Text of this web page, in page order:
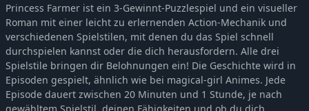
Princess Farmer ist ein 3-Gewinnt-Puzzlespiel und ein visueller
Roman mit einer leicht zu erlernenden Action-Mechanik und
verschiedenen Spielstilen, mit denen du das Spiel schnell
durchspielen kannst oder die dich herausfordern. Alle drei
Spielstile bringen dir Belohnungen ein! Die Geschichte wird in
Episoden gespielt, ähnlich wie bei magical-girl Animes. Jede
Episode dauert zwischen 20 Minuten und 1 Stunde, je nach